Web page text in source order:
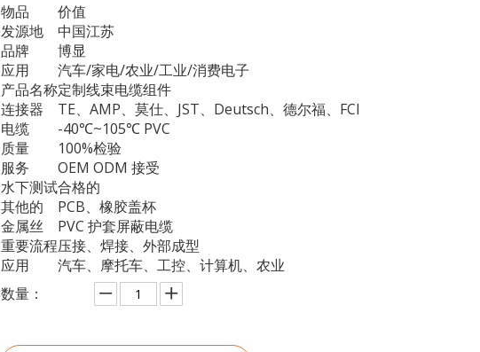
物品
价值
发源地
中国江苏
品牌
博显
应用
汽车/家电/农业/工业/消费电子
产品名称定制线束电缆组件
连接器
TE、AMP、莫仕、JST、Deutsch、德尔福、FCI
电缆
-40℃~105℃ PVC
质量
100%检验
服务
OEM ODM 接受
水下测试合格的
其他的
PCB、橡胶盖杯
金属丝
PVC 护套屏蔽电缆
重要流程压接、焊接、外部成型
应用
汽车、摩托车、工控、计算机、农业
数量：